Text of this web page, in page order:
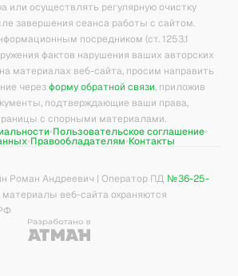
или осуществлять регулярную очистку
завершения сеанса работы с сайтом.
посредником (ст. 1253.1
фактов нарушения ваших авторских
материалах веб-сайта, просим направить
через форму обратной связи, приложив
подтверждающие ваши права,
с спорными материалами.
Пользовательское соглашение
Правообладателям Контакты
Роман Андреевич | Оператор ПД №36-25-
материалы веб-сайта охраняются